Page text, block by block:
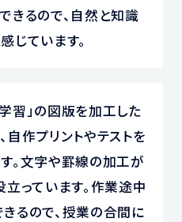
きるので、自然と知識
じています。
習」の図版を加工した
自作プリントやテストを
。文字や罫線の加工が
立っています。作業途中
るので、授業の合間に